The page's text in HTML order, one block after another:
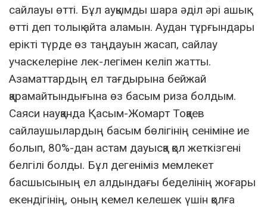
сайлауы өтті. Бұл ауқымды шара әділ әрі ашық
өтті деп толық айта аламын. Аудан тұрғындары
ерікті түрде өз таңдауын жасап, сайлау
учаскелеріне лек-легімен келіп жатты.
Азаматтардың ел тағдырына бейжай
қарамайтындығына өз басым риза болдым.
Саяси науқанда Қасым-Жомарт Тоқаев
сайлаушылардың басым бөлігінің сеніміне ие
болып, 80%-дан астам дауысқа қол жеткізгені
белгілі болды. Бұл дегеніміз мемлекет
басшысының ел алдындағы беделінің жоғары
екендігінің, оның кемел келешек үшін қолға